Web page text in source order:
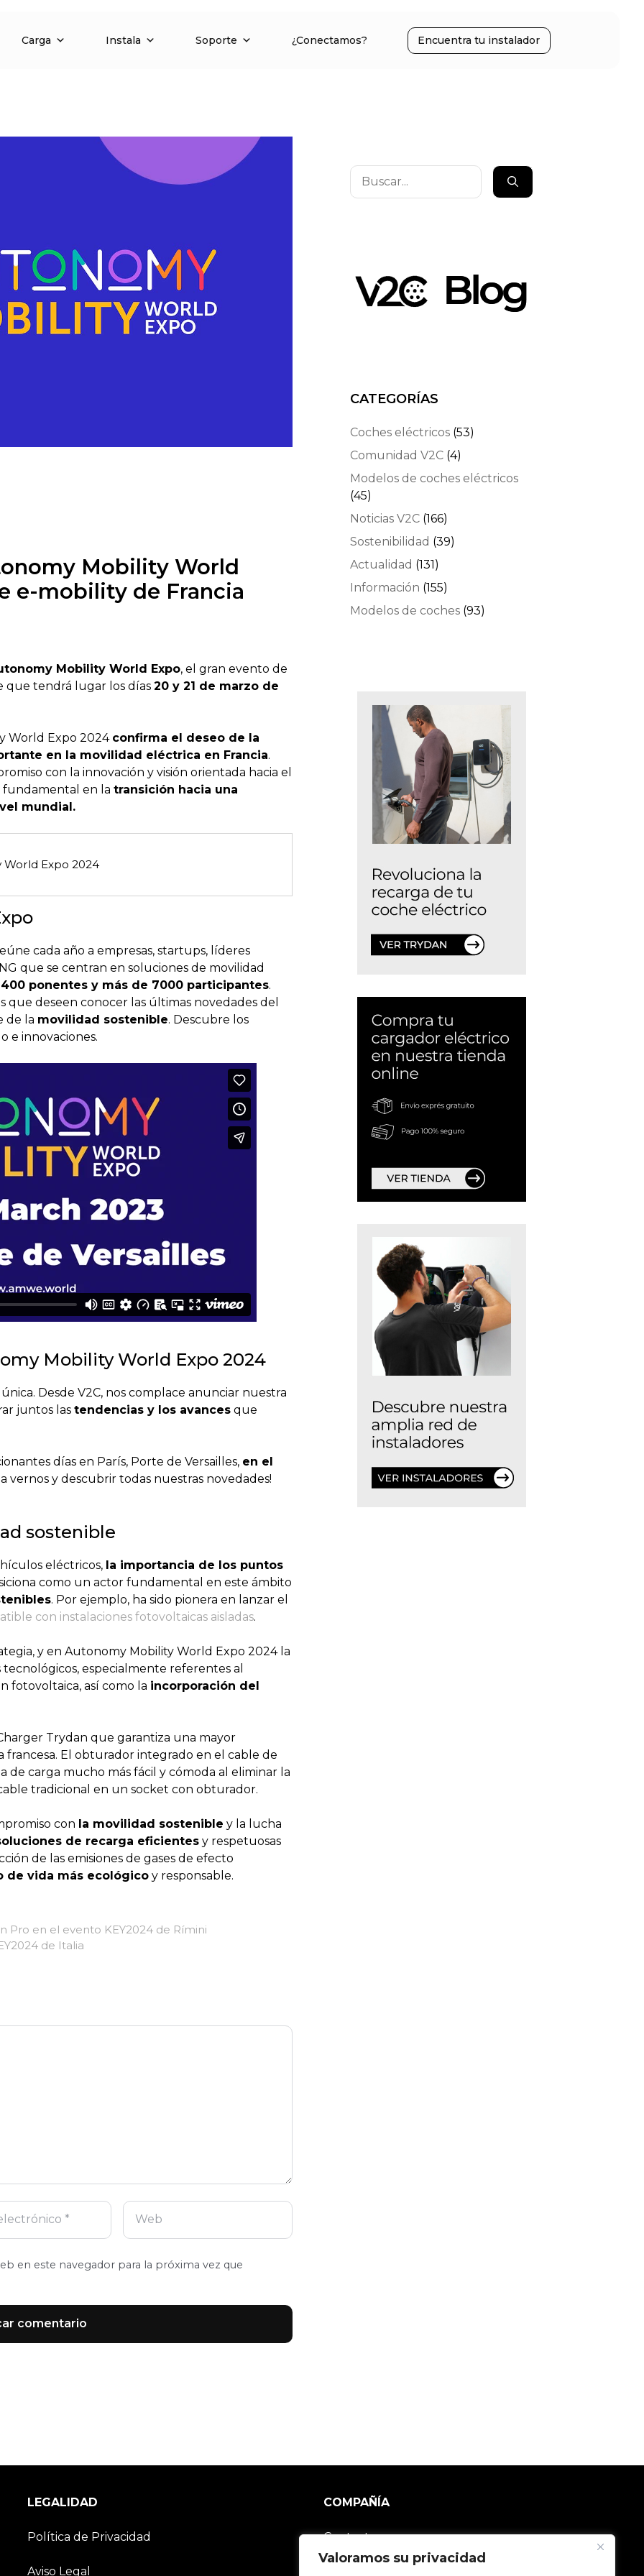
Valoramos su privacidad
Carga Instala Soporte ¿Conectamos? Encuentra tu instalador
Mobility World
e-mobility de Francia
Mobility World Expo, el gran evento de
que tendrá lugar los días 20 y 21 de marzo de
World Expo 2024 confirma el deseo de la
en la movilidad eléctrica en Francia.
con la innovación y visión orientada hacia el
en la transición hacia una
mundial.
Expo 2024
cada año a empresas, startups, líderes
que se centran en soluciones de movilidad
ponentes y más de 7000 participantes.
que deseen conocer las últimas novedades del
de la movilidad sostenible. Descubre los
e innovaciones.
Mobility World Expo 2024
Desde V2C, nos complace anunciar nuestra
juntos las tendencias y los avancesque
días en París, Porte de Versailles, en el
a vernos y descubrir todas nuestras novedades!
sostenible
eléctricos, la importancia de los puntos
como un actor fundamental en este ámbito
. Por ejemplo, ha sido pionera en lanzar el
con instalaciones fotovoltaicas aisladas.
y en Autonomy Mobility World Expo 2024 la
especialmente referentes al
fotovoltaica, así como la incorporación del
Trydan que garantiza una mayor
El obturador integrado en el cable de
carga mucho más fácil y cómoda al eliminar la
tradicional en un socket con obturador.
con la movilidad sostenible y la lucha
de recarga eficientesy respetuosas
de las emisiones de gases de efecto
vida más ecológicoy responsable.
Pro en el evento KEY2024 de Rímini
de Italia
en este navegador para la próxima vez que
Buscar:
CATEGORÍAS
Coches eléctricos (53)
Comunidad V2C (4)
Modelos de coches eléctricos
(45)
Noticias V2C (166)
Sostenibilidad (39)
Actualidad (131)
Información (155)
Modelos de coches (93)
LEGALIDAD
Política de Privacidad
Aviso Legal
COMPAÑÍA
Contacto